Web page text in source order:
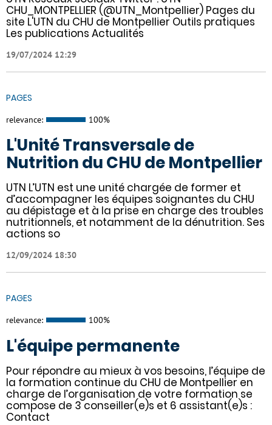
CHU_MONTPELLIER (@UTN_Montpellier) Pages du
site L'UTN du CHU de Montpellier Outils pratiques
Les publications Actualités
19/07/2024 12:29
PAGES
relevance: 100%
L'Unité Transversale de
Nutrition du CHU de Montpellier
UTN L’UTN est une unité chargée de former et
d’accompagner les équipes soignantes du CHU
au dépistage et à la prise en charge des troubles
nutritionnels, et notamment de la dénutrition. Ses
actions so
12/09/2024 18:30
PAGES
relevance: 100%
L'équipe permanente
Pour répondre au mieux à vos besoins, l’équipe de
la formation continue du CHU de Montpellier en
charge de l’organisation de votre formation se
compose de 3 conseiller(e)s et 6 assistant(e)s :
Contact